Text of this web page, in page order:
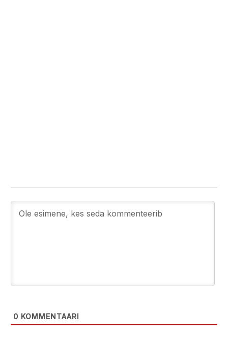
0 KOMMENTAARI